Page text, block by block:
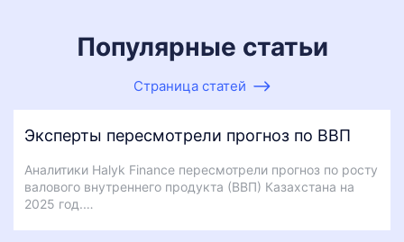
Популярные статьи
Страница статей
Эксперты пересмотрели прогноз по ВВП
Аналитики Halyk Finance пересмотрели прогноз по росту
валового внутреннего продукта (ВВП) Казахстана на
2025 год.…